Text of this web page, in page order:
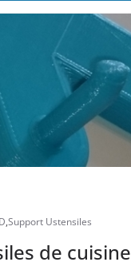
,Support Ustensiles
de cuisine